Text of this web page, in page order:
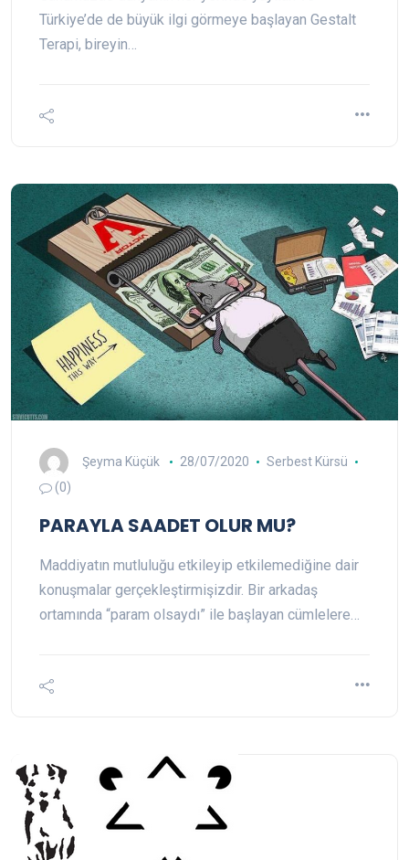
Türkiye’de de büyük ilgi görmeye başlayan Gestalt
Terapi, bireyin…
Şeyma Küçük 28/07/2020
Serbest Kürsü
(0)
PARAYLA SAADET OLUR MU?
Maddiyatın mutluluğu etkileyip etkilemediğine dair
konuşmalar gerçekleştirmişizdir. Bir arkadaş
ortamında “param olsaydı” ile başlayan cümlelere…